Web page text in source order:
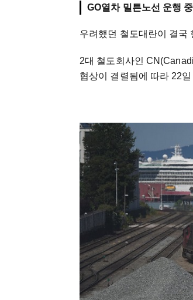
GO열차 밀튼노선 운행
우려했던 철도대란이 결국
2대 철도회사인
협상이 결렬됨에 따라 22